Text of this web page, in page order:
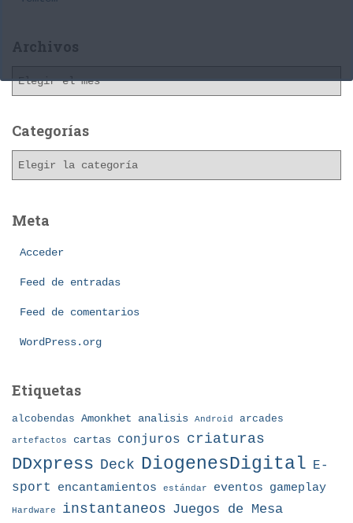
Archivos
h
o
Categorías
g
Meta
Acceder
Feed de entradas
Feed de comentarios
WordPress.org
Etiquetas
alcobendas Amonkhet analisis Android arcades
artefactos cartas conjuros criaturas
DDxpress Deck DiogenesDigital E-
sport
encantamientos estándar eventos gameplay
Hardware instantaneos Juegos de Mesa